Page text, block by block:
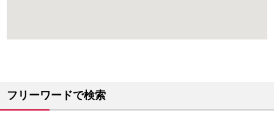
フリーワードで検索